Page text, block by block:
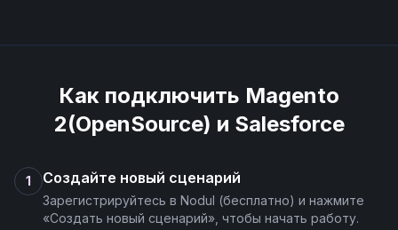
Как подключить Magento
2(OpenSource) и Salesforce
1 Создайте новый сценарий
Зарегистрируйтесь в Nodul (бесплатно) и нажмите
«Создать новый сценарий», чтобы начать работу.